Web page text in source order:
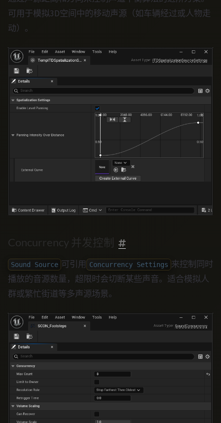
可用于模拟3D空间中的移动声源（如车辆经过或人物走
动）。
Concurrency 并发控制
Sound Source 可引用 Concurrency Settings 来控制同时
播放的音源数量，超限时会切断某些声音。适合模拟人
群或繁忙街道等多声源场景。